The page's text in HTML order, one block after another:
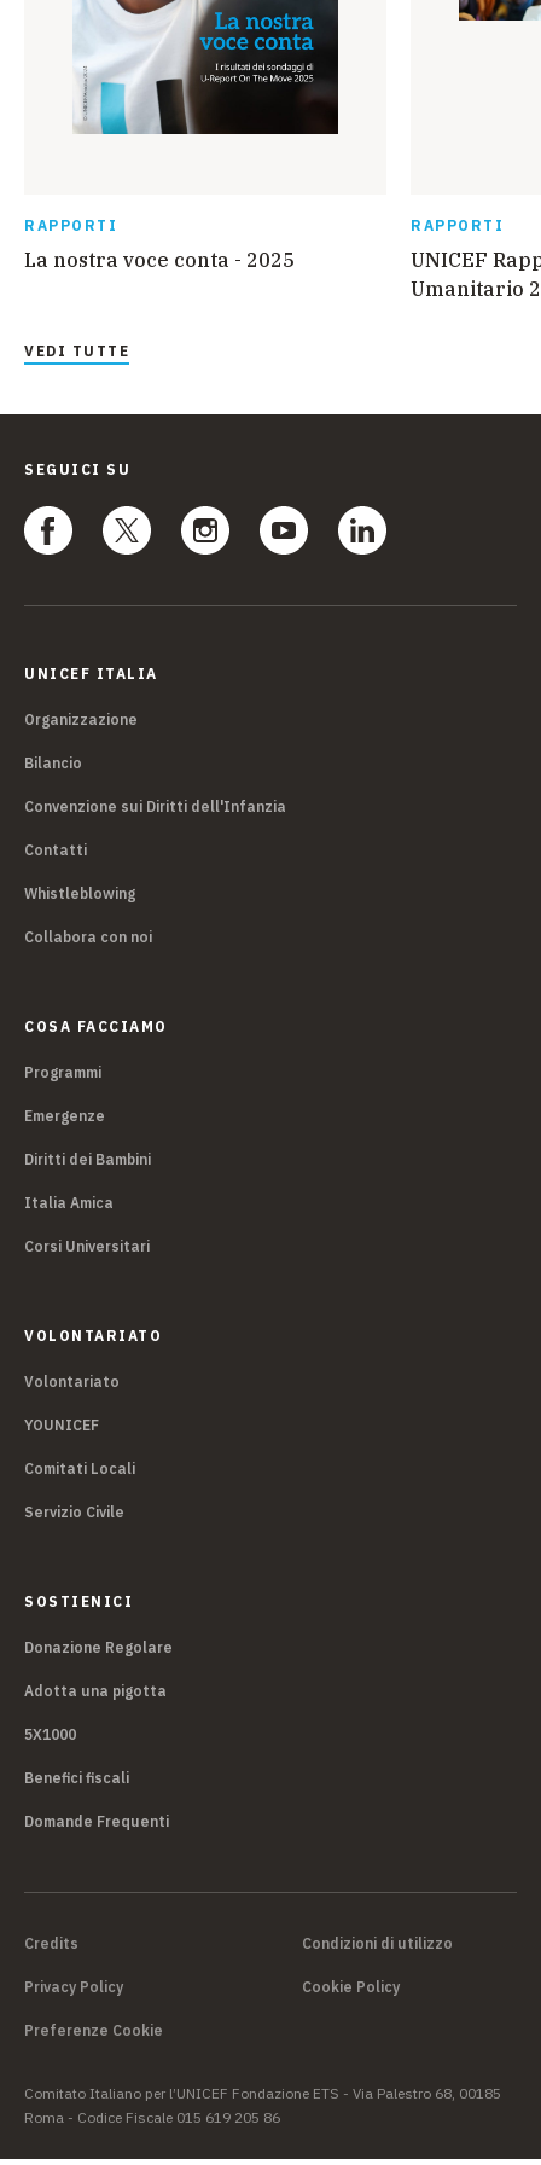
RAPPORTI
La nostra voce conta - 2025
RAPPORTI
UNICEF
Umanitario
VEDI TUTTE
SEGUICI SU
UNICEF ITALIA
Organizzazione
Bilancio
Convenzione sui Diritti dell'Infanzia
Contatti
Whistleblowing
Collabora con noi
COSA FACCIAMO
Programmi
Emergenze
Diritti dei Bambini
Italia Amica
Corsi Universitari
VOLONTARIATO
Volontariato
YOUNICEF
Comitati Locali
Servizio Civile
SOSTIENICI
Donazione Regolare
Adotta una pigotta
5X1000
Benefici fiscali
Domande Frequenti
Credits Condizioni di utilizzo
Privacy Policy Cookie Policy
Preferenze Cookie
Comitato Italiano per l’UNICEF Fondazione ETS - Via Palestro 68, 00185
Roma - Codice Fiscale 015 619 205 86